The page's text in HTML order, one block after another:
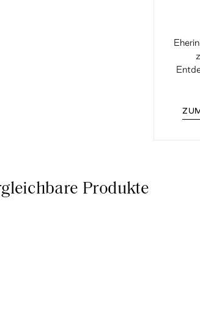
Produkte